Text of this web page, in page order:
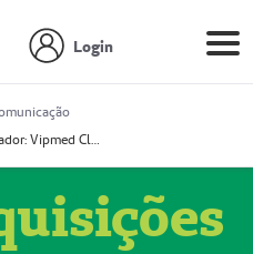
Login
Prestador: Vipmed Clínica Geral Ltda, 51004349-0 (Nome Fantasia: Policlínica Master)